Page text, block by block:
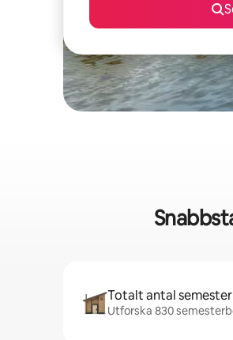
Totalt antal
Utforska 830